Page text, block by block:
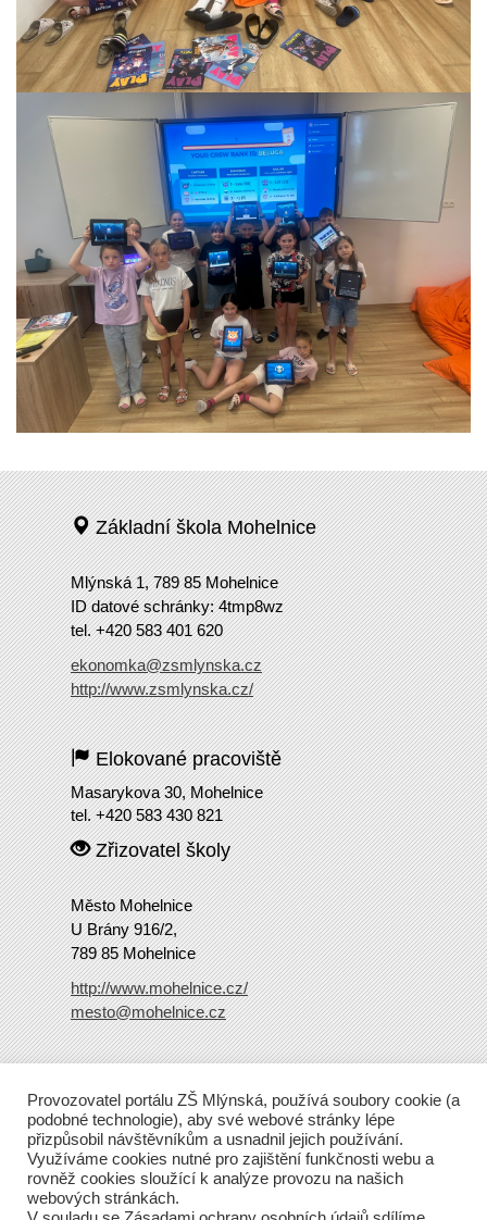
Základní škola Mohelnice
Mlýnská 1, 789 85 Mohelnice
ID datové schránky: 4tmp8wz
tel. +420 583 401 620
ekonomka@zsmlynska.cz
http://www.zsmlynska.cz/
Elokované pracoviště
Masarykova 30, Mohelnice
tel. +420 583 430 821
Zřizovatel školy
Město Mohelnice
U Brány 916/2,
789 85 Mohelnice
http://www.mohelnice.cz/
mesto@mohelnice.cz
Tento web běží na Wordpressu.
Provozovatel portálu ZŠ Mlýnská, používá soubory cookie (a
podobné technologie), aby své webové stránky lépe
přizpůsobil návštěvníkům a usnadnil jejich používání.
Využíváme cookies nutné pro zajištění funkčnosti webu a
rovněž cookies sloužící k analýze provozu na našich
webových stránkách.